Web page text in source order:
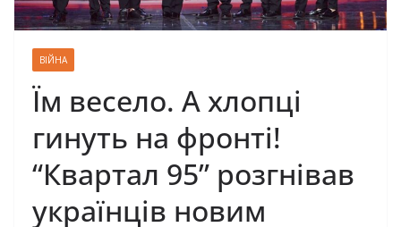
ВІЙНА
Їм весело. А хлопці
гинуть на фронті!
“Квартал 95” розгнівав
українців новим